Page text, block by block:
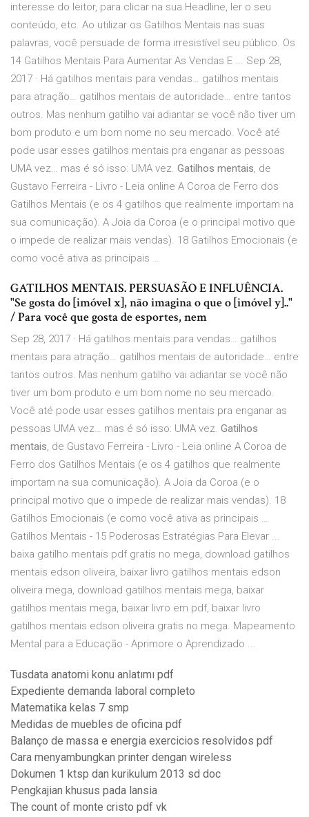
interesse do leitor, para clicar na sua Headline, ler o seu
conteúdo, etc. Ao utilizar os Gatilhos Mentais nas suas
palavras, você persuade de forma irresistível seu público. Os
14 Gatilhos Mentais Para Aumentar As Vendas E ... Sep 28,
2017 · Há gatilhos mentais para vendas… gatilhos mentais
para atração… gatilhos mentais de autoridade… entre tantos
outros. Mas nenhum gatilho vai adiantar se você não tiver um
bom produto e um bom nome no seu mercado. Você até
pode usar esses gatilhos mentais pra enganar as pessoas
UMA vez… mas é só isso: UMA vez. Gatilhos mentais, de
Gustavo Ferreira - Livro - Leia online A Coroa de Ferro dos
Gatilhos Mentais (e os 4 gatilhos que realmente importam na
sua comunicação). A Joia da Coroa (e o principal motivo que
o impede de realizar mais vendas). 18 Gatilhos Emocionais (e
como você ativa as principais …
GATILHOS MENTAIS. PERSUASÃO E INFLUÊNCIA.
"Se gosta do [imóvel x], não imagina o que o [imóvel y].."
/ Para você que gosta de esportes, nem
Sep 28, 2017 · Há gatilhos mentais para vendas… gatilhos
mentais para atração… gatilhos mentais de autoridade… entre
tantos outros. Mas nenhum gatilho vai adiantar se você não
tiver um bom produto e um bom nome no seu mercado.
Você até pode usar esses gatilhos mentais pra enganar as
pessoas UMA vez… mas é só isso: UMA vez. Gatilhos
mentais, de Gustavo Ferreira - Livro - Leia online A Coroa de
Ferro dos Gatilhos Mentais (e os 4 gatilhos que realmente
importam na sua comunicação). A Joia da Coroa (e o
principal motivo que o impede de realizar mais vendas). 18
Gatilhos Emocionais (e como você ativa as principais …
Gatilhos Mentais - 15 Poderosas Estratégias Para Elevar ...
baixa gatilho mentais pdf gratis no mega, download gatilhos
mentais edson oliveira, baixar livro gatilhos mentais edson
oliveira mega, download gatilhos mentais mega, baixar
gatilhos mentais mega, baixar livro em pdf, baixar livro
gatilhos mentais edson oliveira gratis no mega. Mapeamento
Mental para a Educação - Aprimore o Aprendizado ...
Tusdata anatomi konu anlatımı pdf
Expediente demanda laboral completo
Matematika kelas 7 smp
Medidas de muebles de oficina pdf
Balanço de massa e energia exercicios resolvidos pdf
Cara menyambungkan printer dengan wireless
Dokumen 1 ktsp dan kurikulum 2013 sd doc
Pengkajian khusus pada lansia
The count of monte cristo pdf vk